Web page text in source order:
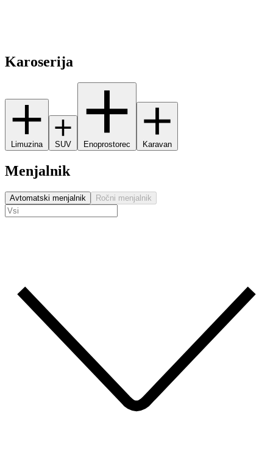
Karoserija
Limuzina SUV Enoprostorec Karavan
Menjalnik
Avtomatski menjalnik Ročni menjalnik